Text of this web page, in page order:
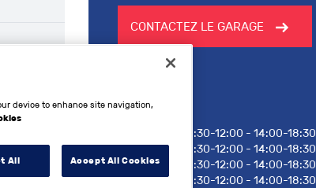
CONTACTEZ LE GARAGE
Horaires
08:30-12:00 - 14:00-18:30
MARDI
08:30-12:00 - 14:00-18:30
MERCREDI
08:30-12:00 - 14:00-18:30
JEUDI
08:30-12:00 - 14:00-18:30
device to enhance site navigation,
All Accept All Cookies